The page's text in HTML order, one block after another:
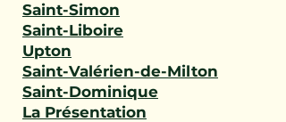
Saint-Simon
Saint-Liboire
Upton
Saint-Valérien-de-Milton
Saint-Dominique
La Présentation